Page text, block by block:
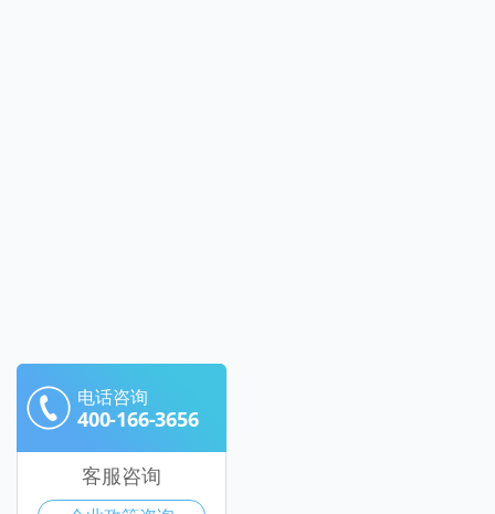
电话咨询
400-166-3656
客服咨询